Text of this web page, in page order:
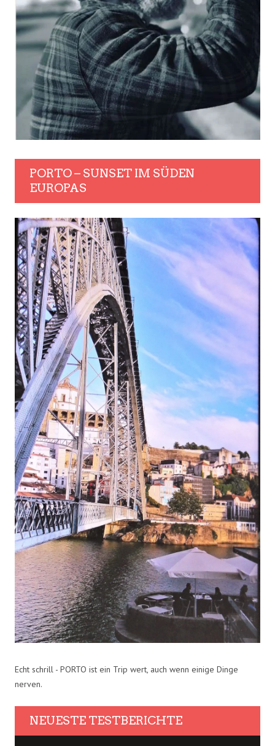
PORTO – SUNSET IM SÜDEN
EUROPAS
Echt schrill - PORTO ist ein Trip wert, auch wenn einige Dinge
nerven.
NEUESTE TESTBERICHTE